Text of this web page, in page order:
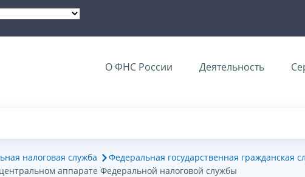
О ФНС России Деятельность
налоговая служба
Федеральная государственная гражданская
аппарате Федеральной налоговой службы